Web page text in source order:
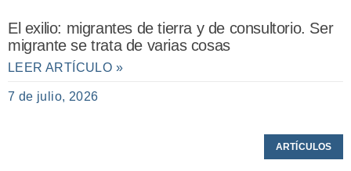
El exilio: migrantes de tierra y de consultorio. Ser
migrante se trata de varias cosas
LEER ARTÍCULO »
7 de julio, 2026
ARTÍCULOS